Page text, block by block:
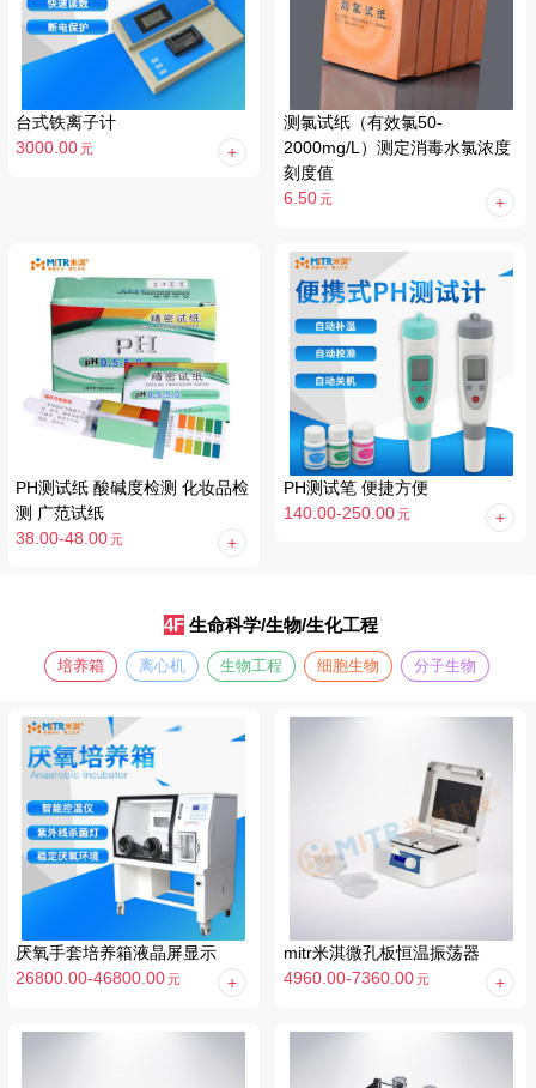
台式铁离子计
3000.00 元
测氯试纸（有效氯50-
2000mg/L）测定消毒水氯浓度
刻度值
6.50元
PH测试纸 酸碱度检测 化妆品检
测 广范试纸
38.00-48.00 元
PH测试笔 便捷方便
140.00-250.00元
4F 生命科学/生物/生化工程
培养箱 离心机 生物工程 细胞生物 分子生物
厌氧手套培养箱液晶屏显示
26800.00-46800.00 元
mitr米淇微孔板恒温振荡器
4960.00-7360.00元